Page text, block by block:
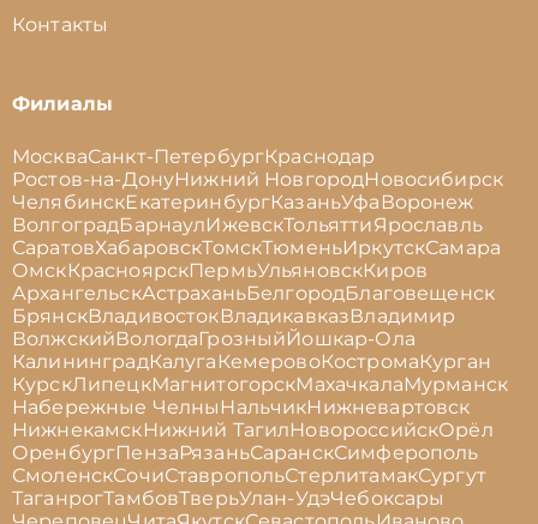
Контакты
Филиалы
МоскваСанкт-ПетербургКраснодар
Ростов-на-ДонуНижний НовгородНовосибирск
ЧелябинскЕкатеринбургКазаньУфа Воронеж
ВолгоградБарнаулИжевскТольяттиЯрославль
СаратовХабаровскТомскТюменьИркутскСамара
ОмскКрасноярскПермьУльяновскКиров
АрхангельскАстраханьБелгородБлаговещенск
БрянскВладивостокВладикавказВладимир
ВолжскийВологдаГрозныйЙошкар-Ола
КалининградКалуга КемеровоКостромаКурган
КурскЛипецкМагнитогорскМахачкалаМурманск
Набережные Челны НальчикНижневартовск
НижнекамскНижний ТагилНовороссийскОрёл
ОренбургПензаРязаньСаранскСимферополь
СмоленскСочиСтавропольСтерлитамакСургут
ТаганрогТамбовТверьУлан-УдэЧебоксары